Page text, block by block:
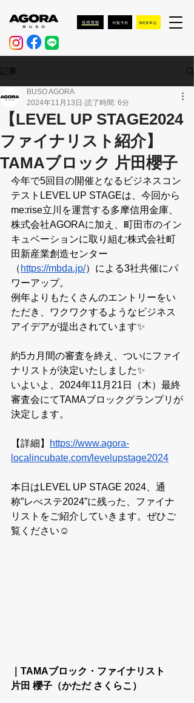
記事
【LEVEL UP STAGE2024
ファイナリスト紹介】
TAMAブロック 片田櫻子
BUSO AGORA
2024年11月13日 読了時間: 6分
今年で5回目の開催となるビジネスコン
テストLEVEL UP STAGEは、今回から
me:rise立川を運営する多摩信用金庫、
株式会社AGORAに加え、町田市のイン
キュベーションに取り組む株式会社町
田新産業創造センター
（ https://mbda.jp/）による3社共催にパ
ワーアップ。
例年よりもたくさんのエントリーをい
ただき、ワクワクするようなビジネス
アイデアが提出されています✨
約5カ月間の審査を終え、ついにファイ
ナリストが決定いたしました✨
いよいよ、2024年11月21日（木）最終
審査会にてTAMAブロックグランプリが
決定します。
【詳細】
https://www.agora-
localincubate.com/levelupstage2024
本日はLEVEL UP STAGE 2024、通
称”レべステ2024”に残った、ファイナ
リストをご紹介していきます。ぜひご
覧ください☺
｜TAMAブロック・ファイナリスト
片田 櫻子（かただ さくらこ）